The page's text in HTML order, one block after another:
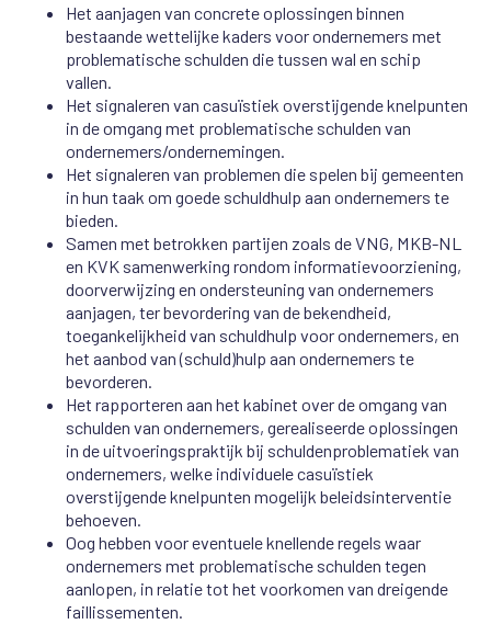
Het aanjagen van concrete oplossingen binnen
bestaande wettelijke kaders voor ondernemers met
problematische schulden die tussen wal en schip
vallen.
Het signaleren van casuïstiek overstijgende knelpunten
in de omgang met problematische schulden van
ondernemers/ondernemingen.
Het signaleren van problemen die spelen bij gemeenten
in hun taak om goede schuldhulp aan ondernemers te
bieden.
Samen met betrokken partijen zoals de VNG, MKB-NL
en KVK samenwerking rondom informatievoorziening,
doorverwijzing en ondersteuning van ondernemers
aanjagen, ter bevordering van de bekendheid,
toegankelijkheid van schuldhulp voor ondernemers, en
het aanbod van (schuld)hulp aan ondernemers te
bevorderen.
Het rapporteren aan het kabinet over de omgang van
schulden van ondernemers, gerealiseerde oplossingen
in de uitvoeringspraktijk bij schuldenproblematiek van
ondernemers, welke individuele casuïstiek
overstijgende knelpunten mogelijk beleidsinterventie
behoeven.
Oog hebben voor eventuele knellende regels waar
ondernemers met problematische schulden tegen
aanlopen, in relatie tot het voorkomen van dreigende
faillissementen.